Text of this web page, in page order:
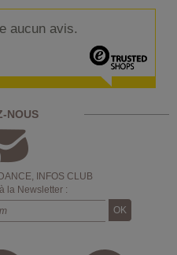
aucun avis.
NOUS
INFOS CLUB
la Newsletter :